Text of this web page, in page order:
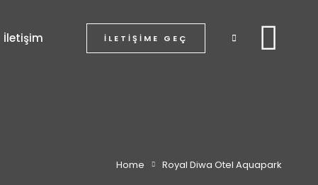
İletişim İLETIŞIME GEÇ
Home Royal Diwa Otel Aquapark